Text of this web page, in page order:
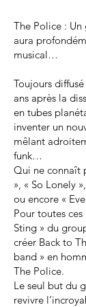
The Police :
aura
musical…
Toujours
ans après la
en tubes
inventer un
mêlant
funk…
Qui ne connaît
», « So Lonely
ou encore «
Pour toutes
Sting » du
créer Back to
band » en
The Police.
Le seul but du
revivre